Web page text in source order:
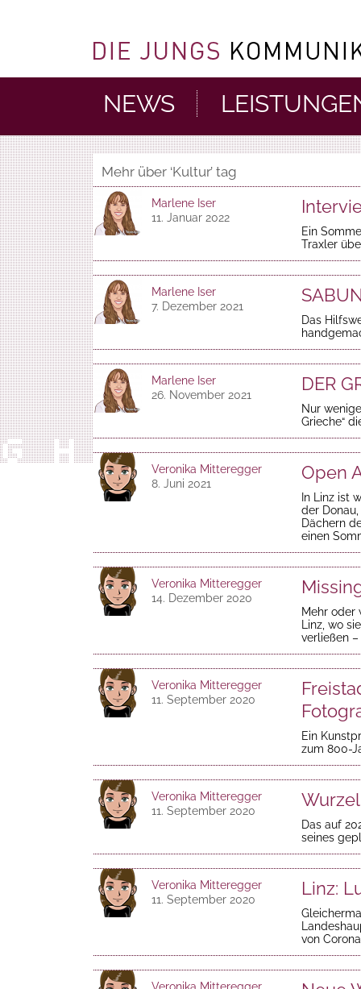
NEWS
Mehr über ‘Kultur’ tag
Marlene Iser
11. Januar 2022
Ein
Traxler
Marlene Iser
7. Dezember 2021
Das
Marlene Iser
26. November 2021
DER
Nur
Grieche“
Veronika Mitteregger
8. Juni 2021
Open
In Linz ist
der
Dächern
einen
Veronika Mitteregger
14. Dezember 2020
Mehr oder
Linz, wo
verließen
Veronika Mitteregger
11. September 2020
Ein
zum 800-
Veronika Mitteregger
11. September 2020
Das auf
seines
Veronika Mitteregger
11. September 2020
Linz:
von